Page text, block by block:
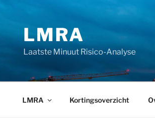
LMRA
Laatste Minuut Risico-Analyse
LMRA Kortingsoverzicht